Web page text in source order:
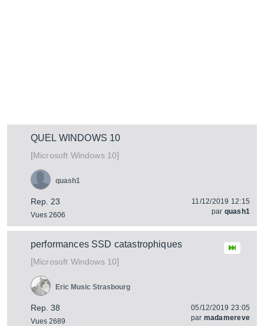
QUEL WINDOWS 10
[Microsoft Windows 10]
Rep. 23
Vues 2606
quash1
11/12/2019 12:15
par quash1
performances SSD catastrophiques
[Microsoft Windows 10]
Rep. 38
Vues 2689
Eric Music Strasbourg
05/12/2019 23:05
par madamereve